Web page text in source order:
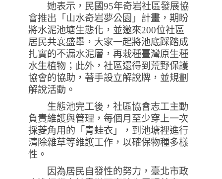
她表示，民國95年奇岩社區發展協
會推出「山水奇岩夢公園」計畫，期盼
將水泥池塘生態化，並邀來200位社區
居民共襄盛舉，大家一起將池底踩踏成
扎實的不漏水泥層，再栽種臺灣原生種
水生植物；此外，社區還得到荒野保護
協會的協助，著手設立解說牌，並規劃
解說活動。
生態池完工後，社區協會志工主動
負責維護與管理，每個月至少穿上一次
採菱角用的「青蛙衣」，到池塘裡進行
清除雜草等維護工作，以確保物種多樣
性。
因為居民自發性的努力，臺北市政